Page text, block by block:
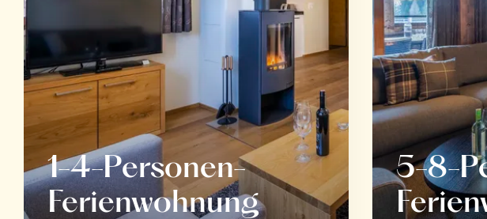
1-4-Personen-
Ferienwohnung
5-8-